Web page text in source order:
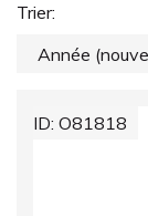
Trier:
ID: O81818